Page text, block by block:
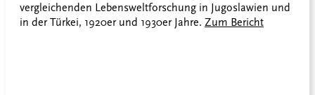
vergleichenden Lebensweltforschung in Jugoslawien und
in der Türkei, 1920er und 1930er Jahre. Zum Bericht